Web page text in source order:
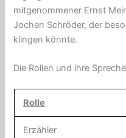
mitgenommener Ernst
Jochen Schröder, der
klingen könnte.
Die Rollen und ihre
Rolle
Erzähler